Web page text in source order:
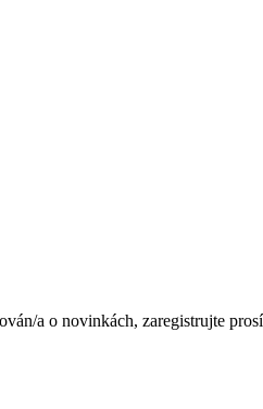
a o novinkách, zaregistrujte